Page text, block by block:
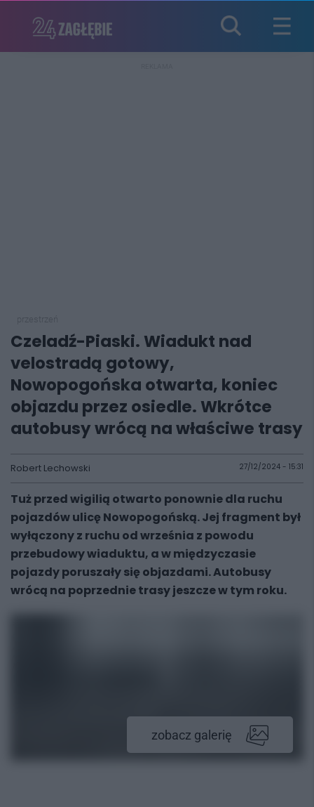
Czeladź-Piaski. Wiadukt nad
velostradą gotowy,
Nowopogońska otwarta, koniec
objazdu przez osiedle. Wkrótce
autobusy wrócą na właściwe trasy
Robert Lechowski 27/12/2024 - 15:31
Tuż przed wigilią otwarto ponownie dla ruchu
pojazdów ulicę Nowopogońską. Jej fragment był
wyłączony z ruchu od września z powodu
przebudowy wiaduktu, a w międzyczasie
pojazdy poruszały się objazdami. Autobusy
wrócą na poprzednie trasy jeszcze w tym roku.
zobacz galerię